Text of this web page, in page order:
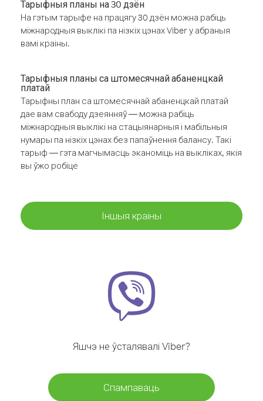
Тарыфныя планы на 30 дзён
На гэтым тарыфе на працягу 30 дзён можна рабіць
міжнародныя выклікі па нізкіх цэнах Viber у абраныя
вамі краіны.
Тарыфныя планы са штомесячнай абаненцкай
платай
Тарыфны план са штомесячнай абаненцкай платай
дае вам свабоду дзеянняў — можна рабіць
міжнародныя выклікі на стацыянарныя і мабільныя
нумары па нізкіх цэнах без папаўнення балансу. Такі
тарыф — гэта магчымасць эканоміць на выкліках, якія
вы ўжо робіце
Іншыя краіны
Яшчэ не ўсталявалі Viber?
Спампаваць